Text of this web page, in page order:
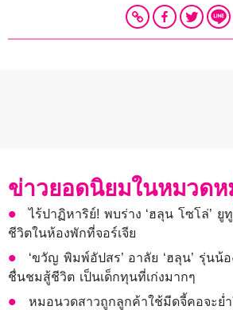
ข่าวยอดนิยมในหมวดห
ไร้ปาฏิหาริย์! พบร่าง ‘ฮลุน โซโล่’ ยู
ชีวิตในห้องพักที่จอร์เจีย
‘ขวัญ พิมพ์อัปสร’ อาลัย ‘ฮลุน’ รุ่นน้
ชื่นชมสู้ชีวิต เป็นเด็กทุนที่เก่งมากๆ
หมอนวดสาวถูกลูกค้าใช้มีดจี้คอจะย่